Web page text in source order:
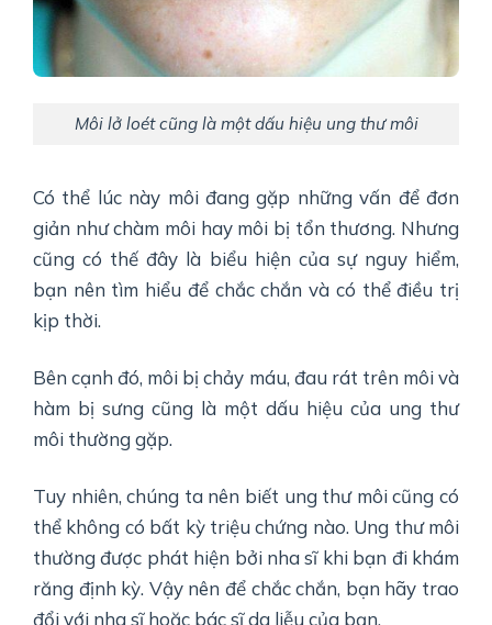
Môi lở loét cũng là một dấu hiệu ung thư môi
Có thể lúc này môi đang gặp những vấn để đơn
giản như chàm môi hay môi bị tổn thương. Nhưng
cũng có thế đây là biểu hiện của sự nguy hiểm,
bạn nên tìm hiểu để chắc chắn và có thể điều trị
kịp thời.
Bên cạnh đó, môi bị chảy máu, đau rát trên môi và
hàm bị sưng cũng là một dấu hiệu của ung thư
môi thường gặp.
Tuy nhiên, chúng ta nên biết ung thư môi cũng có
thể không có bất kỳ triệu chứng nào. Ung thư môi
thường được phát hiện bởi nha sĩ khi bạn đi khám
răng định kỳ. Vậy nên để chắc chắn, bạn hãy trao
đổi với nha sĩ hoặc bác sĩ da liễu của bạn.